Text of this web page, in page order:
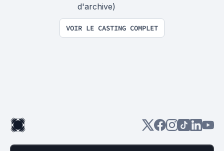
d'archive)
VOIR LE CASTING COMPLET